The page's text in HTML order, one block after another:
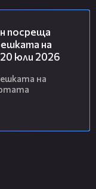
посреща
на
юли 2026
на